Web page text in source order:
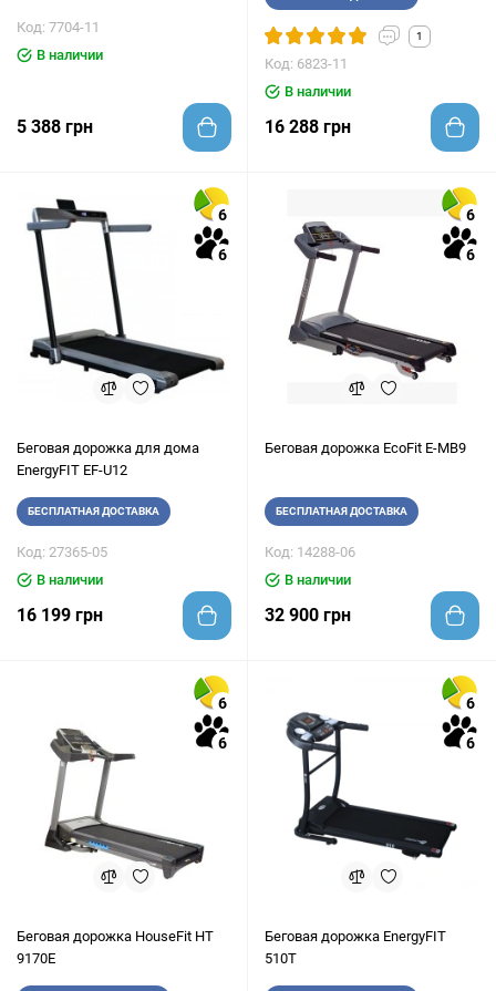
Код: 7704-11
В наличии
5 388 грн
1
Код: 6823-11
В наличии
16 288 грн
6
6
Беговая дорожка для дома
EnergyFIT EF-U12
БЕСПЛАТНАЯ ДОСТАВКА
Код: 27365-05
В наличии
16 199 грн
6
6
Беговая дорожка EcoFit E-MB9
БЕСПЛАТНАЯ ДОСТАВКА
Код: 14288-06
В наличии
32 900 грн
6
6
Беговая дорожка HouseFit HТ
9170E
6
6
Беговая дорожка EnergyFIT
510T